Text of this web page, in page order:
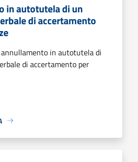
in autotutela di un
di accertamento
in autotutela di
di accertamento per